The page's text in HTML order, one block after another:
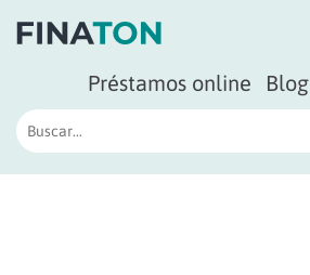
Préstamos online Blog